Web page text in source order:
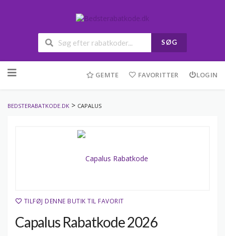
SØG
to
GEMTE FAVORITTER LOGIN
BEDSTERABATKODE.DK > CAPALUS
TILFØJ DENNE BUTIK TIL FAVORIT
Capalus Rabatkode 2026